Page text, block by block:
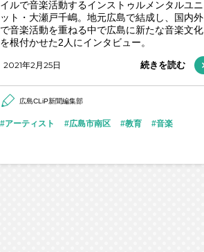
イルで音楽活動するインストゥルメンタルユニ
ット・大瀬戸千嶋。地元広島で結成し、国内外
で音楽活動を重ねる中で広島に新たな音楽文化
を根付かせた2人にインタビュー。
2021年2月25日 続きを読む
広島CLiP新聞編集部
アーティスト 広島市南区 教育 音楽